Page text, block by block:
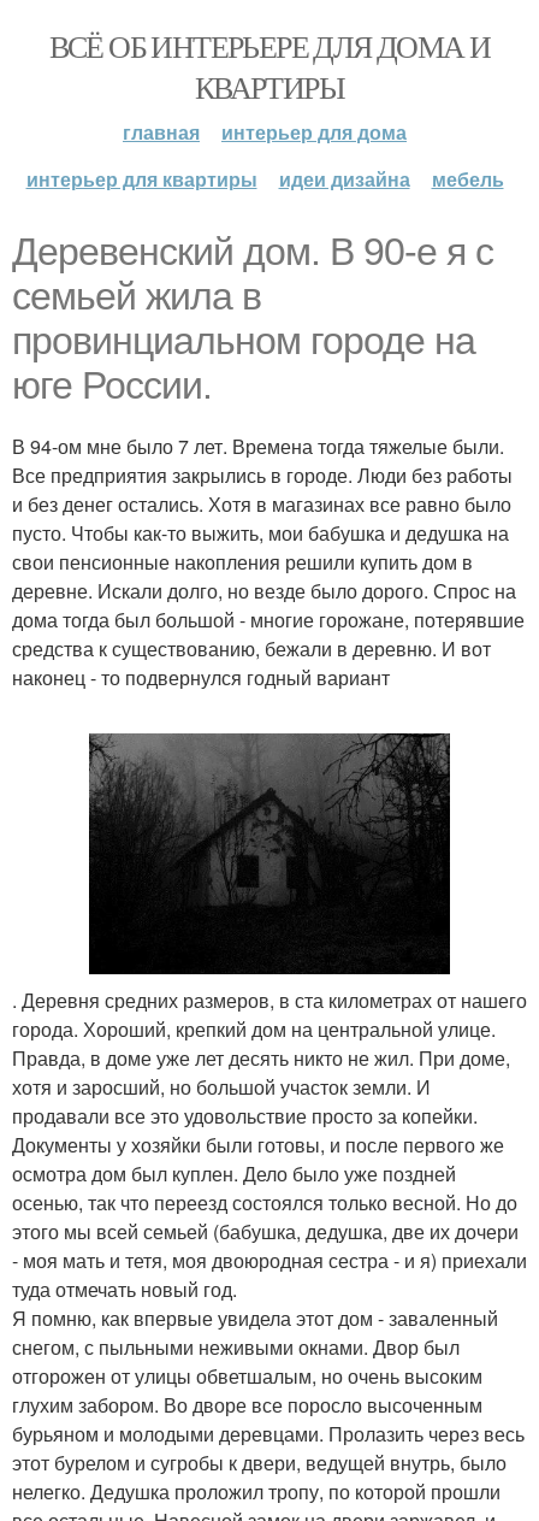
ВСЁ ОБ ИНТЕРЬЕРЕ ДЛЯ ДОМА И
КВАРТИРЫ
главная
интерьер для дома
интерьер для квартиры
идеи дизайна мебель
Деревенский дом. В 90-е я с
семьей жила в
провинциальном городе на
юге России.
В 94-ом мне было 7 лет. Времена тогда тяжелые были.
Все предприятия закрылись в городе. Люди без работы
и без денег остались. Хотя в магазинах все равно было
пусто. Чтобы как-то выжить, мои бабушка и дедушка на
свои пенсионные накопления решили купить дом в
деревне. Искали долго, но везде было дорого. Спрос на
дома тогда был большой - многие горожане, потерявшие
средства к существованию, бежали в деревню. И вот
наконец - то подвернулся годный вариант
. Деревня средних размеров, в ста километрах от нашего
города. Хороший, крепкий дом на центральной улице.
Правда, в доме уже лет десять никто не жил. При доме,
хотя и заросший, но большой участок земли. И
продавали все это удовольствие просто за копейки.
Документы у хозяйки были готовы, и после первого же
осмотра дом был куплен. Дело было уже поздней
осенью, так что переезд состоялся только весной. Но до
этого мы всей семьей (бабушка, дедушка, две их дочери
- моя мать и тетя, моя двоюродная сестра - и я) приехали
туда отмечать новый год.
Я помню, как впервые увидела этот дом - заваленный
снегом, с пыльными неживыми окнами. Двор был
отгорожен от улицы обветшалым, но очень высоким
глухим забором. Во дворе все поросло высоченным
бурьяном и молодыми деревцами. Пролазить через весь
этот бурелом и сугробы к двери, ведущей внутрь, было
нелегко. Дедушка проложил тропу, по которой прошли